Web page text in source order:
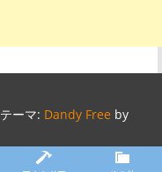
テーマ: Dandy Free by